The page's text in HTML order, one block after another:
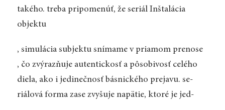
takého. treba pripomenúť, že seriál Inštalácia
objektu
, simulácia subjektu snímame v priamom prenose
, čo zvýrazňuje autentickosť a pôsobivosť celého
diela, ako i jedinečnosť básnického prejavu. se-
riálová forma zase zvyšuje napätie, ktoré je jed-